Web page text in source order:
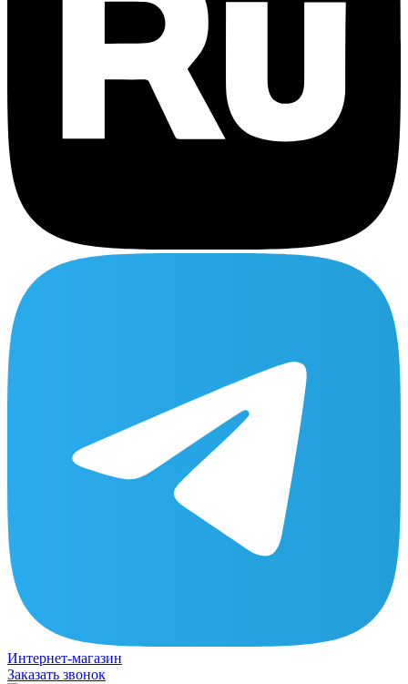
Интернет-магазин
Заказать звонок